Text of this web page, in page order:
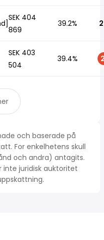
SEK 404
869
39.2%
SEK 403
504
39.4%
och baserade på
For enkelhetens skull
och andra) antagits.
juridisk auktoritet